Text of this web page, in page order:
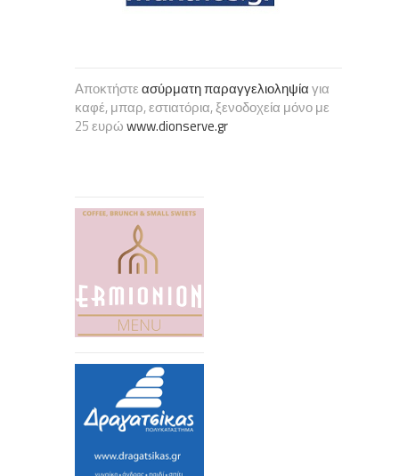
Αποκτήστεασύρματη παραγγελιοληψίαγια
καφέ, μπαρ, εστιατόρια, ξενοδοχεία μόνο με
25 ευρώwww.dionserve.gr